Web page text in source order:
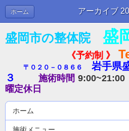
ホーム
盛岡市の整体院 盛
《予約制 》
〒０２０－０８６６
岩手県
３
施術時間 9:00~21:00
曜定休日
ホーム